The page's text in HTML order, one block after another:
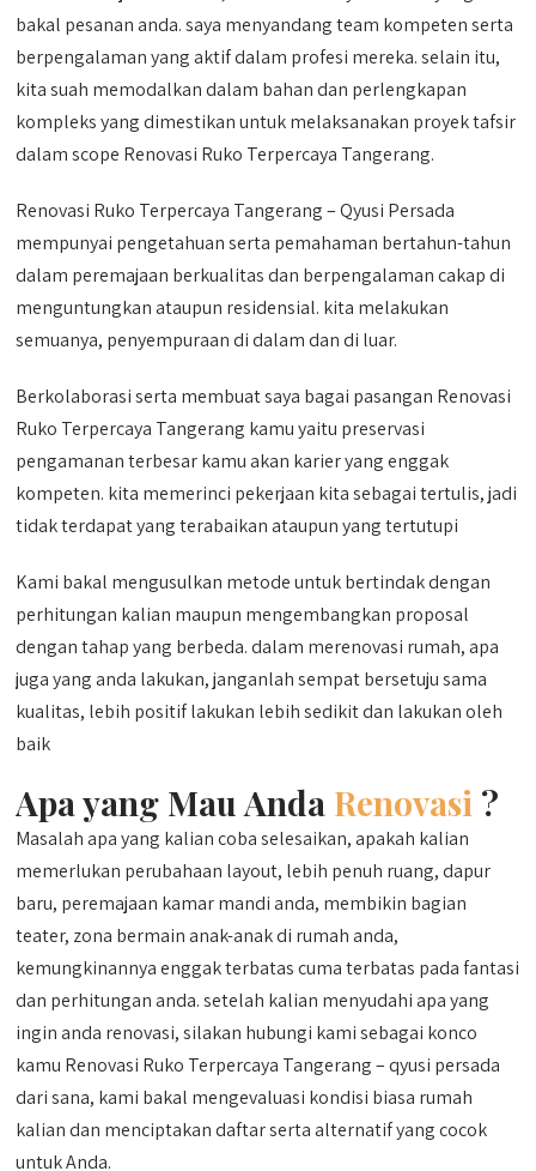
bakal pesanan anda. saya menyandang team kompeten serta
berpengalaman yang aktif dalam profesi mereka. selain itu,
kita suah memodalkan dalam bahan dan perlengkapan
kompleks yang dimestikan untuk melaksanakan proyek tafsir
dalam scope Renovasi Ruko Terpercaya Tangerang.
Renovasi Ruko Terpercaya Tangerang – Qyusi Persada
mempunyai pengetahuan serta pemahaman bertahun-tahun
dalam peremajaan berkualitas dan berpengalaman cakap di
menguntungkan ataupun residensial. kita melakukan
semuanya, penyempuraan di dalam dan di luar.
Berkolaborasi serta membuat saya bagai pasangan Renovasi
Ruko Terpercaya Tangerang kamu yaitu preservasi
pengamanan terbesar kamu akan karier yang enggak
kompeten. kita memerinci pekerjaan kita sebagai tertulis, jadi
tidak terdapat yang terabaikan ataupun yang tertutupi
Kami bakal mengusulkan metode untuk bertindak dengan
perhitungan kalian maupun mengembangkan proposal
dengan tahap yang berbeda. dalam merenovasi rumah, apa
juga yang anda lakukan, janganlah sempat bersetuju sama
kualitas, lebih positif lakukan lebih sedikit dan lakukan oleh
baik
Apa yang Mau Anda Renovasi ?
Masalah apa yang kalian coba selesaikan, apakah kalian
memerlukan perubahaan layout, lebih penuh ruang, dapur
baru, peremajaan kamar mandi anda, membikin bagian
teater, zona bermain anak-anak di rumah anda,
kemungkinannya enggak terbatas cuma terbatas pada fantasi
dan perhitungan anda. setelah kalian menyudahi apa yang
ingin anda renovasi, silakan hubungi kami sebagai konco
kamu Renovasi Ruko Terpercaya Tangerang – qyusi persada
dari sana, kami bakal mengevaluasi kondisi biasa rumah
kalian dan menciptakan daftar serta alternatif yang cocok
untuk Anda.